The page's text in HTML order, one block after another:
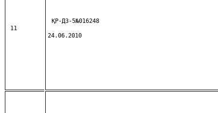
11
ҚР-ДЗ-5№016248
24.06.2010